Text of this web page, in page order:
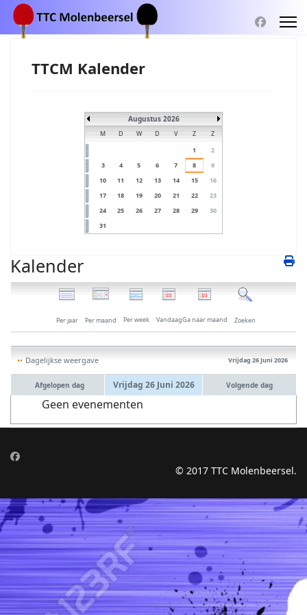
TTCM Kalender
Augustus 2026
M D W D V Z
Z
1
2
3
4 5 6 7 8
9
10
11 12 13 14 15
16
17
18 19 20 21 22
23
24
25 26 27 28 29
30
31
Kalender
Per jaar Per maand Per week VandaagGa naar maand Zoeken
Dagelijkse weergave Vrijdag 26 Juni 2026
Afgelopen dag Vrijdag 26 Juni 2026 Volgende dag
Geen evenementen
© 2017 TTC Molenbeersel.